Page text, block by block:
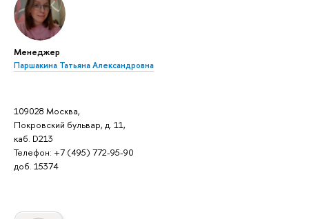
Менеджер
Паршакина Татьяна Александровна
109028 Москва,
Покровский бульвар, д. 11,
каб. D213
Телефон: +7 (495) 772-95-90
доб. 15374